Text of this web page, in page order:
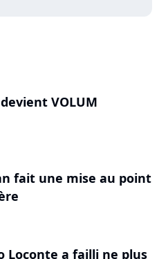
VOLUM
fait une mise au point
Loconte a failli ne plus